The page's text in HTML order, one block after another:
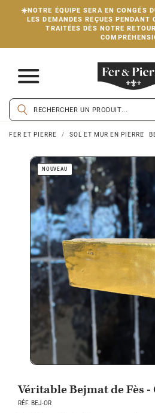
☀️NOTRE ÉQUIPE SERA EN CONGÉS
LES DEMANDES REÇUES PENDANT
TRAITÉES DÈS NOTRE
FER ET PIERRE SOL ET MUR EN PIERRE
NOUVEAU
Véritable Bejmat de Fès -
RÉF. BEJ-OR